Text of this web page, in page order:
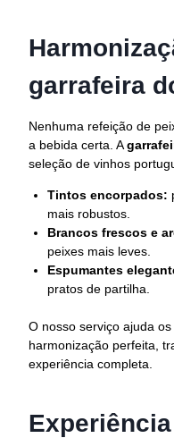
garrafeira
Nenhuma refeição de
a bebida certa. A
seleção de vinhos
Tintos encorpados:
mais robustos.
Brancos frescos e
peixes mais leves.
Espumantes
pratos de partilha.
O nosso serviço ajuda
harmonização perfeita,
experiência completa.